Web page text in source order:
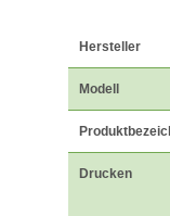
Hersteller
Modell
Drucken